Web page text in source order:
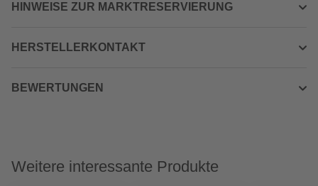
HINWEISE ZUR MARKTRESERVIERUNG
HERSTELLERKONTAKT
BEWERTUNGEN
Weitere interessante Produkte